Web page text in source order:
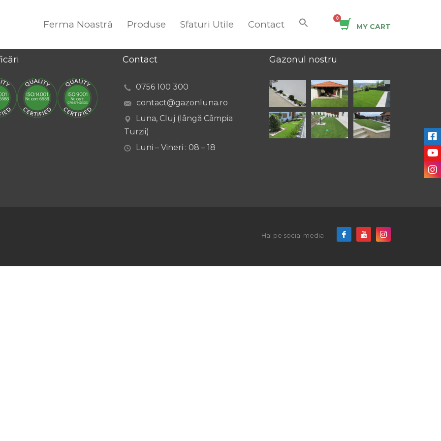
Ferma Noastră Produse Sfaturi Utile Contact
Search
MY CART
Contact
0756 100 300
contact@gazonluna.ro
Luna, Cluj (lângă Câmpia
Turzii)
Luni – Vineri : 08 – 18
Gazonul nostru